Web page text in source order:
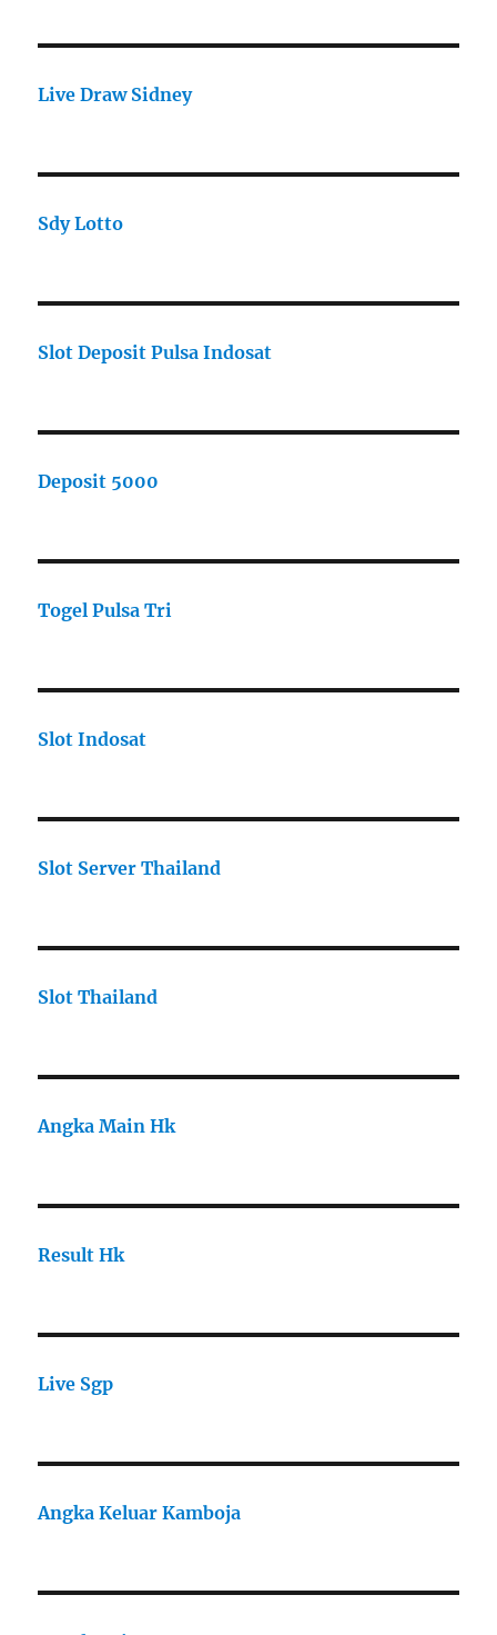
Live Draw Sidney
Sdy Lotto
Slot Deposit Pulsa Indosat
Deposit 5000
Togel Pulsa Tri
Slot Indosat
Slot Server Thailand
Slot Thailand
Angka Main Hk
Result Hk
Live Sgp
Angka Keluar Kamboja